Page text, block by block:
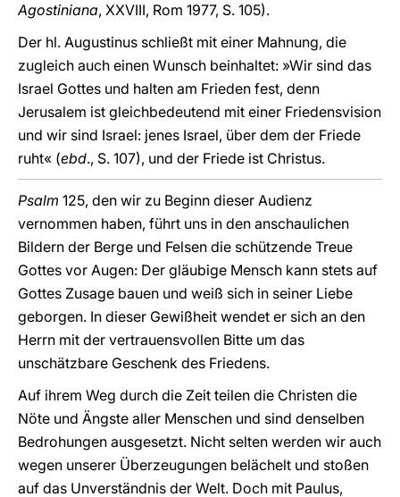
Agostiniana, XXVIII, Rom 1977, S. 105).
Der hl. Augustinus schließt mit einer Mahnung, die
zugleich auch einen Wunsch beinhaltet: »Wir sind das
Israel Gottes und halten am Frieden fest, denn
Jerusalem ist gleichbedeutend mit einer Friedensvision
und wir sind Israel: jenes Israel, über dem der Friede
ruht« (ebd., S. 107), und der Friede ist Christus.
Psalm 125, den wir zu Beginn dieser Audienz
vernommen haben, führt uns in den anschaulichen
Bildern der Berge und Felsen die schützende Treue
Gottes vor Augen: Der gläubige Mensch kann stets auf
Gottes Zusage bauen und weiß sich in seiner Liebe
geborgen. In dieser Gewißheit wendet er sich an den
Herrn mit der vertrauensvollen Bitte um das
unschätzbare Geschenk des Friedens.
Auf ihrem Weg durch die Zeit teilen die Christen die
Nöte und Ängste aller Menschen und sind denselben
Bedrohungen ausgesetzt. Nicht selten werden wir auch
wegen unserer Überzeugungen belächelt und stoßen
auf das Unverständnis der Welt. Doch mit Paulus,